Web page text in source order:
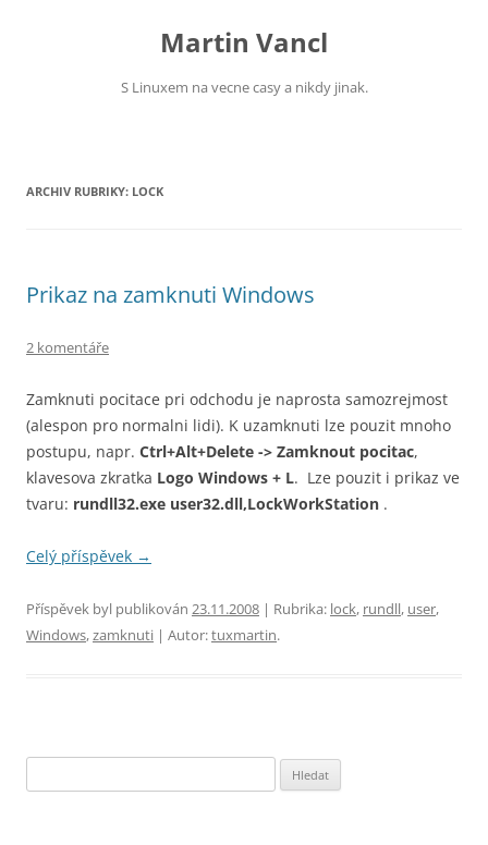
Martin Vancl
S Linuxem na vecne casy a nikdy jinak.
ARCHIV RUBRIKY: LOCK
Prikaz na zamknuti Windows
2 komentáře
Zamknuti pocitace pri odchodu je naprosta samozrejmost
(alespon pro normalni lidi). K uzamknuti lze pouzit mnoho
postupu, napr. Ctrl+Alt+Delete -> Zamknout pocitac,
klavesova zkratka Logo Windows + L. Lze pouzit i prikaz ve
tvaru: rundll32.exe user32.dll,LockWorkStation .
Celý příspěvek →
Příspěvek byl publikován 23.11.2008 | Rubrika: lock, rundll, user,
Windows,zamknuti | Autor:tuxmartin.